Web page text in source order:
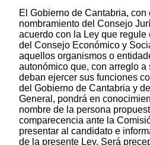
El Gobierno de Cantabria, con
nombramiento del Consejo
acuerdo con la Ley que
del Consejo Económico y
aquellos organismos o
autonómico que, con arreglo
deban ejercer sus funciones
del Gobierno de Cantabria y
General, pondrá en
nombre de la persona
comparecencia ante la
presentar al candidato e
de la presente Ley. Será